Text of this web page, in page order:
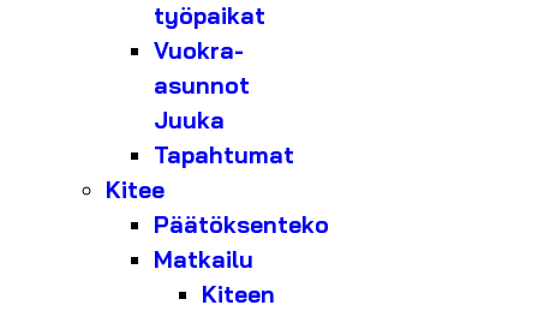
työpaikat
Vuokra-
asunnot
Juuka
Tapahtumat
Kitee
Päätöksenteko
Matkailu
Kiteen